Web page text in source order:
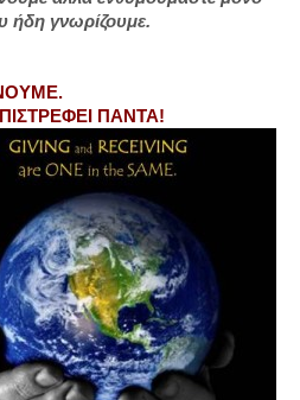
ήδη γνωρίζουμε.
ΠΑΝΤΑ!